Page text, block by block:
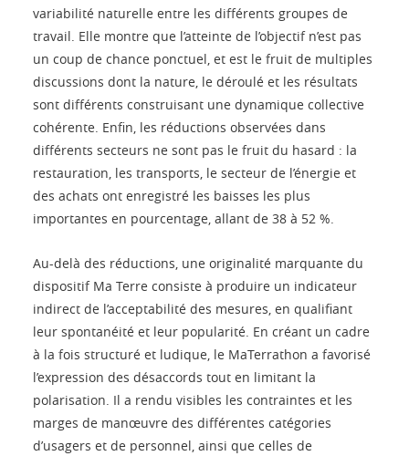
variabilité naturelle entre les différents groupes de
travail. Elle montre que l’atteinte de l’objectif n’est pas
un coup de chance ponctuel, et est le fruit de multiples
discussions dont la nature, le déroulé et les résultats
sont différents construisant une dynamique collective
cohérente. Enfin, les réductions observées dans
différents secteurs ne sont pas le fruit du hasard : la
restauration, les transports, le secteur de l’énergie et
des achats ont enregistré les baisses les plus
importantes en pourcentage, allant de 38 à 52 %.
Au-delà des réductions, une originalité marquante du
dispositif Ma Terre consiste à produire un indicateur
indirect de l’acceptabilité des mesures, en qualifiant
leur spontanéité et leur popularité. En créant un cadre
à la fois structuré et ludique, le MaTerrathon a favorisé
l’expression des désaccords tout en limitant la
polarisation. Il a rendu visibles les contraintes et les
marges de manœuvre des différentes catégories
d’usagers et de personnel, ainsi que celles de